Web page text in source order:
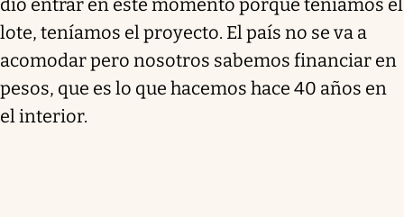
dio entrar en este momento porque teníamos el
lote, teníamos el proyecto. El país no se va a
acomodar pero nosotros sabemos financiar en
pesos, que es lo que hacemos hace 40 años en
el interior.